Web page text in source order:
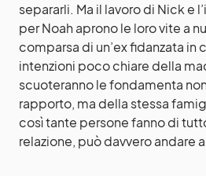
separarli. Ma il lavoro di Nick e
per Noah aprono le loro vite a
comparsa di un’ex fidanzata in
intenzioni poco chiare della
scuoteranno le fondamenta
rapporto, ma della stessa
così tante persone fanno di
relazione, può davvero andare